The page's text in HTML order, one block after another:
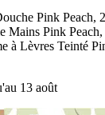
Pink Peach,
Mains Pink
à Lèvres Teinté
13 août